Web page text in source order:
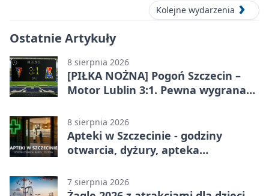
Kolejne wydarzenia
Ostatnie Artykuły
8 sierpnia 2026
[PIŁKA NOŻNA] Pogoń Szczecin –
Motor Lublin 3:1. Pewna wygrana
8 sierpnia 2026
Apteki w Szczecinie - godziny
otwarcia, dyżury, apteka
7 sierpnia 2026